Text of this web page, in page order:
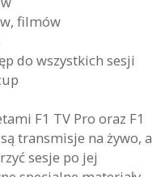
filmów
do wszystkich sesji
F1 TV Pro oraz F1
transmisje na żywo, a
sesje po jej